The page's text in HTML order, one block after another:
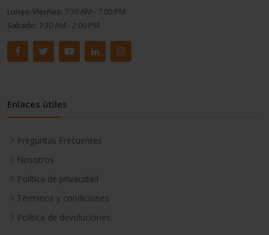
Lunes-Viernes: 7:30 AM - 7:00 PM
Sabado: 7:30 AM - 2:00 PM
Enlaces útiles
Preguntas Frecuentes
Nosotros
Política de privacidad
Términos y condiciones
Política de devoluciones